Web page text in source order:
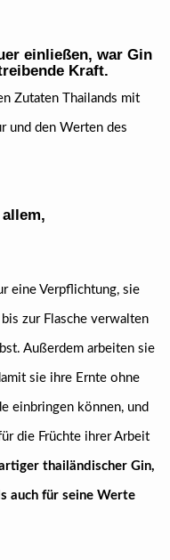
einließen, war Gin
Kraft.
Zutaten Thailands mit
und den Werten des
eine Verpflichtung, sie
zur Flasche verwalten
Außerdem arbeiten sie
sie ihre Ernte ohne
einbringen können, und
die Früchte ihrer Arbeit
thailändischer Gin,
auch für seine Werte